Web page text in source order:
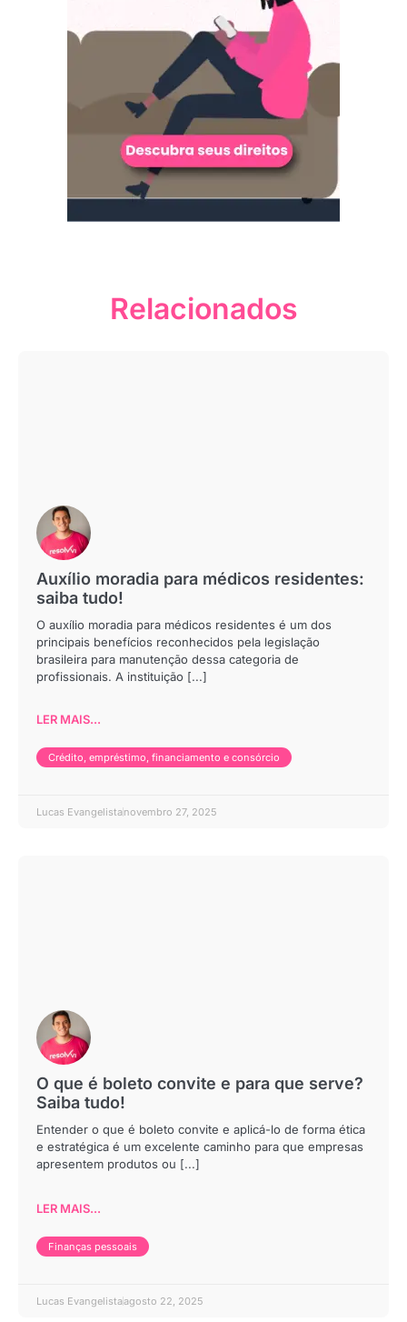
Relacionados
Auxílio moradia para médicos residentes:
saiba tudo!
O auxílio moradia para médicos residentes é um dos
principais benefícios reconhecidos pela legislação
brasileira para manutenção dessa categoria de
profissionais. A instituição [...]
LER MAIS...
Crédito, empréstimo, financiamento e consórcio
Lucas Evangelistanovembro 27, 2025
O que é boleto convite e para que serve?
Saiba tudo!
Entender o que é boleto convite e aplicá-lo de forma ética
e estratégica é um excelente caminho para que empresas
apresentem produtos ou [...]
LER MAIS...
Finanças pessoais
Lucas Evangelistaagosto 22, 2025